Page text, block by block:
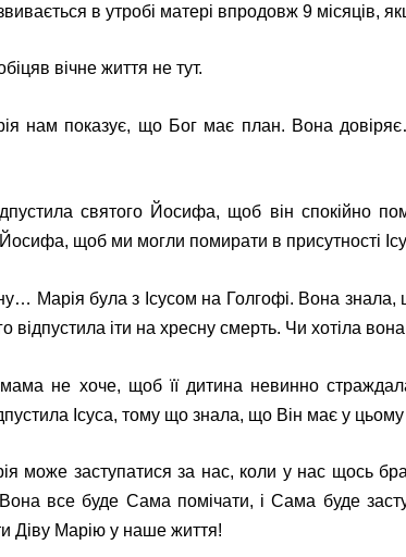
в утробі матері впродовж 9 місяців,
вічне життя не тут.
нам показує, що Бог має план. Вона
святого Йосифа, щоб він спокійно
щоб ми могли помирати в присутності
Марія була з Ісусом на Голгофі. Вона
відпустила іти на хресну смерть. Чи хотіла
не хоче, щоб її дитина невинно
Ісуса, тому що знала, що Він має у
може заступатися за нас, коли у нас щось
все буде Сама помічати, і Сама буде
Діву Марію у наше життя!